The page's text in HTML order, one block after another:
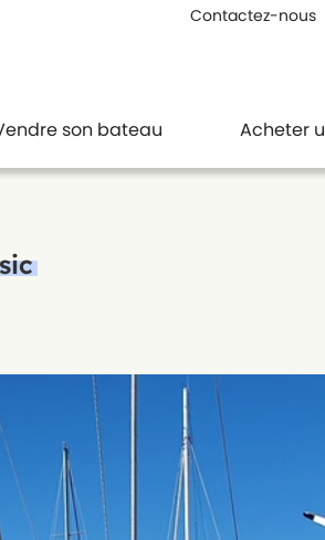
Contactez-nous
son bateau Acheter